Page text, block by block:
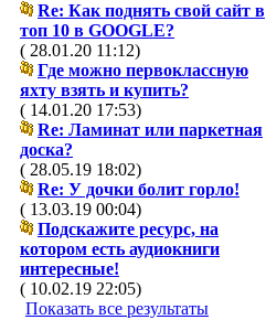
Re: Как поднять свой сайт в
топ 10 в GOOGLE?
( 28.01.20 11:12)
Где можно первоклассную
яхту взять и купить?
( 14.01.20 17:53)
Re: Ламинат или паркетная
доска?
( 28.05.19 18:02)
Re: У дочки болит горло!
( 13.03.19 00:04)
Подскажите ресурс, на
котором есть аудиокниги
интересные!
( 10.02.19 22:05)
Показать все результаты